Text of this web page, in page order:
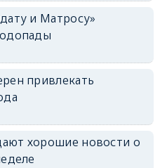
и Матросу»
привлекать
хорошие новости о